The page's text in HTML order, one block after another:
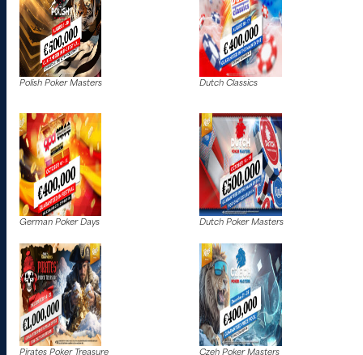
Polish Poker Masters Dutch Classics
German Poker Days Dutch Poker Masters
Pirates Poker Treasure Czeh Poker Masters